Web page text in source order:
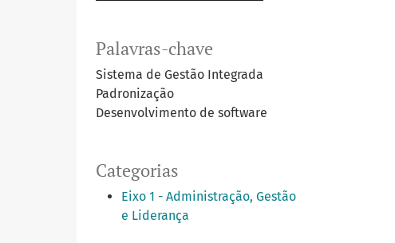
Palavras-chave
Sistema de Gestão Integrada
Padronização
Desenvolvimento de software
Categorias
Eixo 1 - Administração, Gestão
e Liderança